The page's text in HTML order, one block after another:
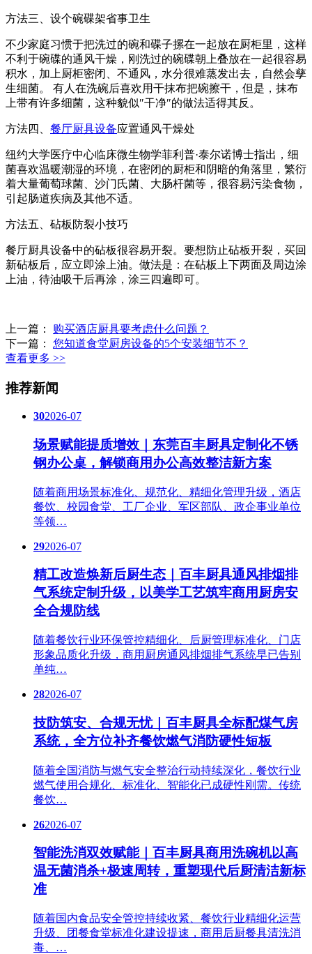
方法三、设个碗碟架省事卫生
不少家庭习惯于把洗过的碗和碟子摞在一起放在厨柜里，这样
不利于碗碟的通风干燥，刚洗过的碗碟朝上叠放在一起很容易
积水，加上厨柜密闭、不通风，水分很难蒸发出去，自然会孳
生细菌。 有人在洗碗后喜欢用干抹布把碗擦干，但是，抹布
上带有许多细菌，这种貌似″干净″的做法适得其反。
方法四、 餐厅厨具设备应置通风干燥处
纽约大学医疗中心临床微生物学菲利普·泰尔诺博士指出，细
菌喜欢温暖潮湿的环境，在密闭的厨柜和阴暗的角落里，繁衍
着大量葡萄球菌、沙门氏菌、大肠杆菌等，很容易污染食物，
引起肠道疾病及其他不适。
方法五、砧板防裂小技巧
餐厅厨具设备中的砧板很容易开裂。要想防止砧板开裂，买回
新砧板后，应立即涂上油。做法是：在砧板上下两面及周边涂
上油，待油吸干后再涂，涂三四遍即可。
上一篇： 购买酒店厨具要考虑什么问题？
下一篇： 您知道食堂厨房设备的5个安装细节不？
查看更多 >>
推荐新闻
302026-07
场景赋能提质增效｜东莞百丰厨具定制化不锈
钢办公桌，解锁商用办公高效整洁新方案
随着商用场景标准化、规范化、精细化管理升级，酒店
餐饮、校园食堂、工厂企业、军区部队、政企事业单位
等领…
292026-07
精工改造焕新后厨生态｜百丰厨具通风排烟排
气系统定制升级，以美学工艺筑牢商用厨房安
全合规防线
随着餐饮行业环保管控精细化、后厨管理标准化、门店
形象品质化升级，商用厨房通风排烟排气系统早已告别
单纯…
282026-07
技防筑安、合规无忧｜百丰厨具全标配煤气房
系统，全方位补齐餐饮燃气消防硬性短板
随着全国消防与燃气安全整治行动持续深化，餐饮行业
燃气使用合规化、标准化、智能化已成硬性刚需。传统
餐饮…
262026-07
智能洗消双效赋能｜百丰厨具商用洗碗机以高
温无菌消杀+极速周转，重塑现代后厨清洁新标
准
随着国内食品安全管控持续收紧、餐饮行业精细化运营
升级、团餐食堂标准化建设提速，商用后厨餐具清洗消
毒、…